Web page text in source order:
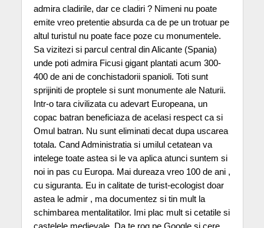
admira cladirile, dar ce cladiri ? Nimeni nu poate
emite vreo pretentie absurda ca de pe un trotuar pe
altul turistul nu poate face poze cu monumentele.
Sa vizitezi si parcul central din Alicante (Spania)
unde poti admira Ficusi gigant plantati acum 300-
400 de ani de conchistadorii spanioli. Toti sunt
sprijiniti de proptele si sunt monumente ale Naturii.
Intr-o tara civilizata cu adevart Europeana, un
copac batran beneficiaza de acelasi respect ca si
Omul batran. Nu sunt eliminati decat dupa uscarea
totala. Cand Administratia si umilul cetatean va
intelege toate astea si le va aplica atunci suntem si
noi in pas cu Europa. Mai dureaza vreo 100 de ani ,
cu siguranta. Eu in calitate de turist-ecologist doar
astea le admir , ma documentez si tin mult la
schimbarea mentalitatilor. Imi plac mult si cetatile si
castelele medievale. Da te rog pe Google si cere